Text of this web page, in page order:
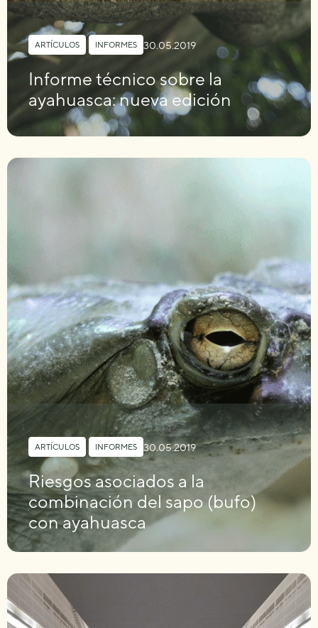
ARTÍCULOS INFORMES 30.05.2019
Informe técnico sobre la
ayahuasca: nueva edición
ARTÍCULOS INFORMES 30.05.2019
Riesgos asociados a la
combinación del sapo (bufo)
con ayahuasca